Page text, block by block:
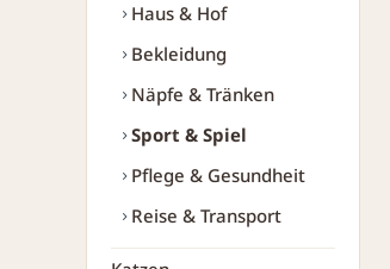
Haus & Hof
Bekleidung
Näpfe & Tränken
Sport & Spiel
Pflege & Gesundheit
Reise & Transport